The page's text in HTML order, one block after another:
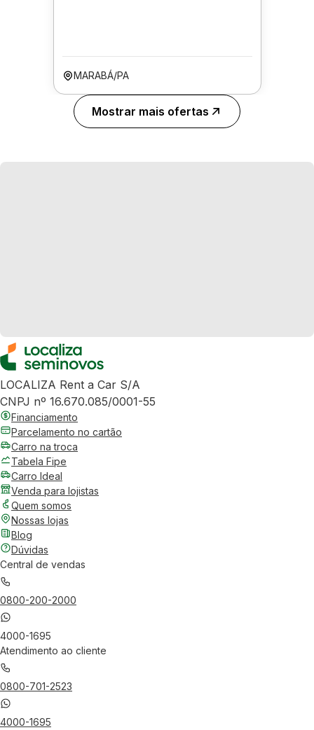
MARABÁ/PA
Mostrar mais ofertas
LOCALIZA Rent a Car S/A
CNPJ nº 16.670.085/0001-55
Financiamento
Parcelamento no cartão
Carro na troca
Tabela Fipe
Carro Ideal
Venda para lojistas
Quem somos
Nossas lojas
Blog
Dúvidas
Central de vendas
0800-200-2000
4000-1695
Atendimento ao cliente
0800-701-2523
4000-1695